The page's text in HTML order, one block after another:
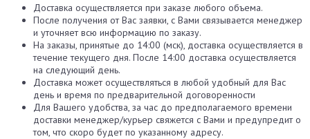
Доставка осуществляется при заказе любого объема.
После получения от Вас заявки, с Вами связывается менеджер
и уточняет всю информацию по заказу.
На заказы, принятые до 14:00 (мск), доставка осуществляется в
течение текущего дня. После 14:00 доставка осуществляется
на следующий день.
Доставка может осуществляться в любой удобный для Вас
день и время по предварительной договоренности
Для Вашего удобства, за час до предполагаемого времени
доставки менеджер/курьер свяжется с Вами и предупредит о
том, что скоро будет по указанному адресу.